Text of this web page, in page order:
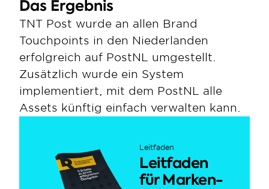
Das Ergebnis
TNT Post wurde an allen Brand
Touchpoints in den Niederlanden
erfolgreich auf PostNL umgestellt.
Zusätzlich wurde ein System
implementiert, mit dem PostNL alle
Assets künftig einfach verwalten kann.
Leitfaden
Leitfaden
für Marken-